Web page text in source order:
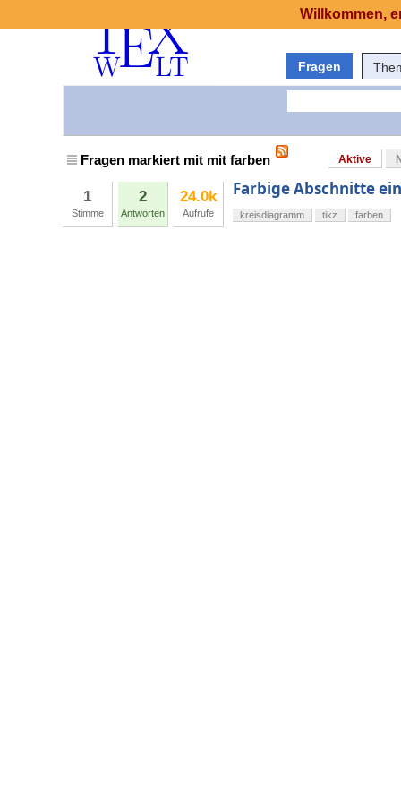
Fragen
Fragen markiert mit mit farben Aktive
1
Stimme
2
Antworten
24.0k
Aufrufe
Farbige Abschnitte
kreisdiagramm tikz farben
Willkommen,